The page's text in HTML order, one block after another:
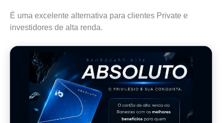
É uma excelente alternativa para clientes Private e
investidores de alta renda.